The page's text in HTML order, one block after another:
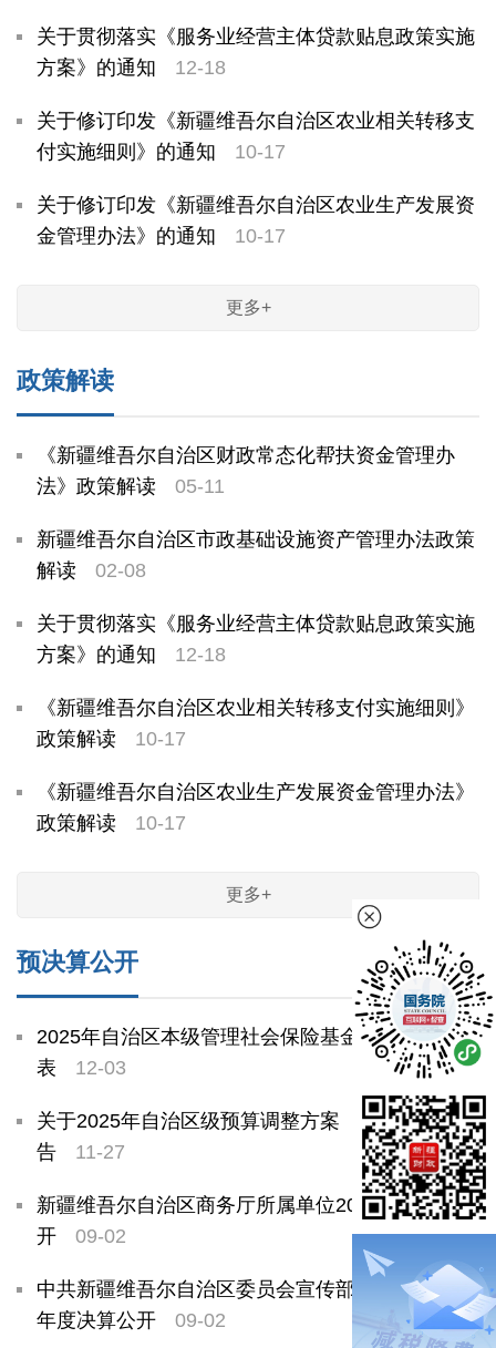
关于贯彻落实《服务业经营主体贷款贴息政策实施
方案》的通知
12-18
关于修订印发《新疆维吾尔自治区农业相关转移支
付实施细则》的通知
10-17
关于修订印发《新疆维吾尔自治区农业生产发展资
金管理办法》的通知
10-17
更多+
政策解读
《新疆维吾尔自治区财政常态化帮扶资金管理办
法》政策解读
05-11
新疆维吾尔自治区市政基础设施资产管理办法政策
解读
02-08
关于贯彻落实《服务业经营主体贷款贴息政策实施
方案》的通知
12-18
《新疆维吾尔自治区农业相关转移支付实施细则》
政策解读
10-17
《新疆维吾尔自治区农业生产发展资金管理办法》
政策解读
10-17
更多+
预决算公开
2025年自治区本级管理社会保险基金预算绩效目标
表
12-03
关于2025年自治区级预算调整方案（草案）的报
告
11-27
新疆维吾尔自治区商务厅所属单位2024年度决算公
开
09-02
中共新疆维吾尔自治区委员会宣传部所属单位2024
年度决算公开
09-02